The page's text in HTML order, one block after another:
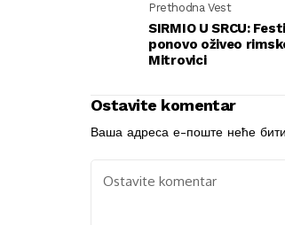
Prethodna Vest
SIRMIO U SRCU:
ponovo oživeo
Mitrovici
Ostavite komentar
Ваша адреса е-поште неће